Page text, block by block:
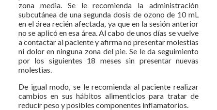
zona media. Se le recomienda la administración
subcutánea de una segunda dosis de ozono de 10 mL
en el área recién afectada, ya que en la sesión anterior
no se aplicó en esa área. Al cabo de unos días se vuelve
a contactar al paciente y afirma no presentar molestias
ni dolor en ninguna zona del pie. Se le da seguimiento
por los siguientes 18 meses sin presentar nuevas
molestias.
De igual modo, se le recomienda al paciente realizar
cambios en sus hábitos alimenticios para tratar de
reducir peso y posibles componentes inflamatorios.